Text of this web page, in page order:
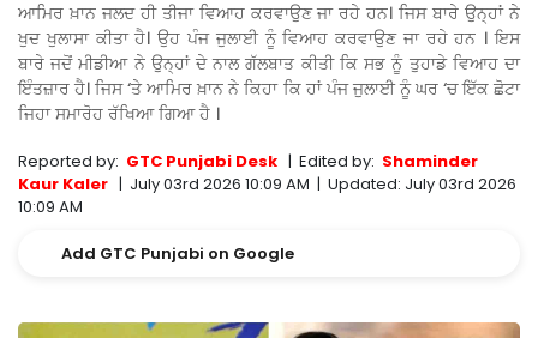
ਆਮਿਰ ਖ਼ਾਨ ਜਲਦ ਹੀ ਤੀਜਾ ਵਿਆਹ ਕਰਵਾਉਣ ਜਾ ਰਹੇ ਹਨ। ਜਿਸ ਬਾਰੇ ਉਨ੍ਹਾਂ ਨੇ
ਖੁਦ ਖੁਲਾਸਾ ਕੀਤਾ ਹੈ। ਉਹ ਪੰਜ ਜੁਲਾਈ ਨੂੰ ਵਿਆਹ ਕਰਵਾਉਣ ਜਾ ਰਹੇ ਹਨ । ਇਸ
ਬਾਰੇ ਜਦੋਂ ਮੀਡੀਆ ਨੇ ਉਨ੍ਹਾਂ ਦੇ ਨਾਲ ਗੱਲਬਾਤ ਕੀਤੀ ਕਿ ਸਭ ਨੂੰ ਤੁਹਾਡੇ ਵਿਆਹ ਦਾ
ਇੰਤਜ਼ਾਰ ਹੈ। ਜਿਸ ‘ਤੇ ਆਮਿਰ ਖ਼ਾਨ ਨੇ ਕਿਹਾ ਕਿ ਹਾਂ ਪੰਜ ਜੁਲਾਈ ਨੂੰ ਘਰ ‘ਚ ਇੱਕ ਛੋਟਾ
ਜਿਹਾ ਸਮਾਰੋਹ ਰੱਖਿਆ ਗਿਆ ਹੈ ।
Reported by: GTC Punjabi Desk | Edited by: Shaminder
Kaur Kaler | July 03rd 2026 10:09 AM | Updated: July 03rd 2026
10:09 AM
Add GTC Punjabi on Google